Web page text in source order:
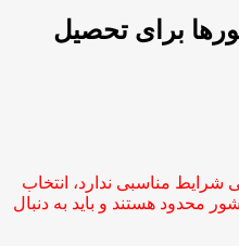
برای تحصیل
شرایط مناسبی ندارد، انتخاب
محدود هستند و باید به دنبال